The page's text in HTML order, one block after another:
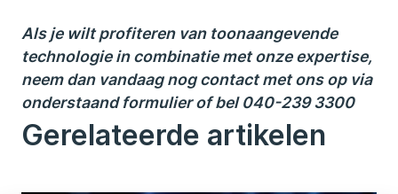
Als je wilt profiteren van toonaangevende
technologie in combinatie met onze expertise,
neem dan vandaag nog contact met ons op via
onderstaand formulier of bel 040-239 3300
Gerelateerde artikelen